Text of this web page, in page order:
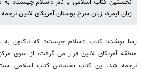
زبان ایمره، زبان سرخ پوستان آمریکای لاتین
رسا نوشت: کتاب «اسلام چیست» که تاکنون به
منطقه آمریکای لاتین قرار می گرفت، از سوی
ترجمه شد. این کتاب نخستین کتاب اسلامی